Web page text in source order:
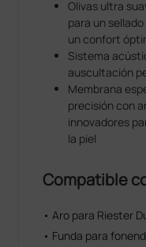
Olivas ultra
para un
un confort
Sistema
auscultación
Membrana
precisión con
innovadores
la piel
Compatible
• Aro para Riester
• Funda para